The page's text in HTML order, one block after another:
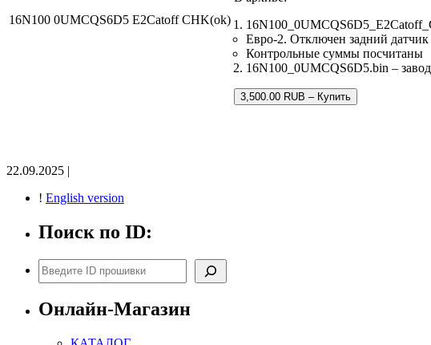
16N100 0UMCQS6D5 E2Catoff CHK(ok)
Евро-2. Отключен задний датчик
Контрольные суммы посчитаны
16N100_0UMCQS6D5.bin –
3,500.00 RUB – Купить
22.09.2025 |
! English version
Поиск по ID:
Поиск
Онлайн-Магазин